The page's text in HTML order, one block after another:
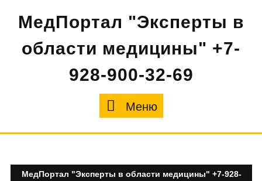
содержимому
МедПортал "Эксперты в
области медицины" +7-
928-900-32-69
Меню
МедПортал "Эксперты в области медицины" +7-928-